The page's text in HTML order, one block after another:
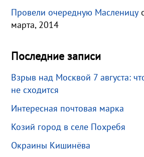
Провели очередную Масленицу
марта, 2014
Последние записи
Взрыв над Москвой 7 августа:
не сходится
Интересная почтовая марка
Козий город в селе Похребя
Окраины Кишинёва